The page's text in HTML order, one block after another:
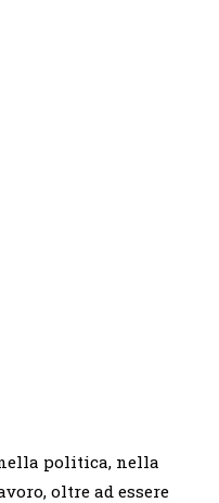
politica, nella
oltre ad essere